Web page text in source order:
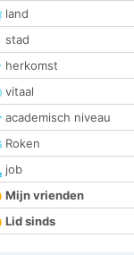
land
stad
herkomst
vitaal
academisch niveau
Roken
job
Mijn vrienden
Lid sinds